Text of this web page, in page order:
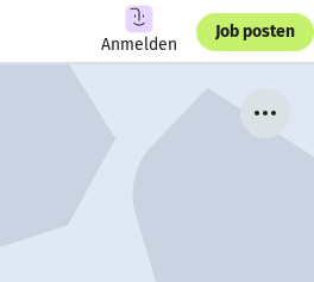
Anmelden
Job posten